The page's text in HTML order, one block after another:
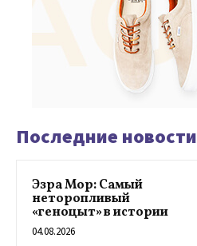
Последние новости
Эзра Мор: Самый
неторопливый
«геноцыт» в истории
04.08.2026